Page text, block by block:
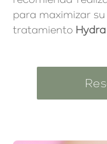
para maximizar
tratamiento